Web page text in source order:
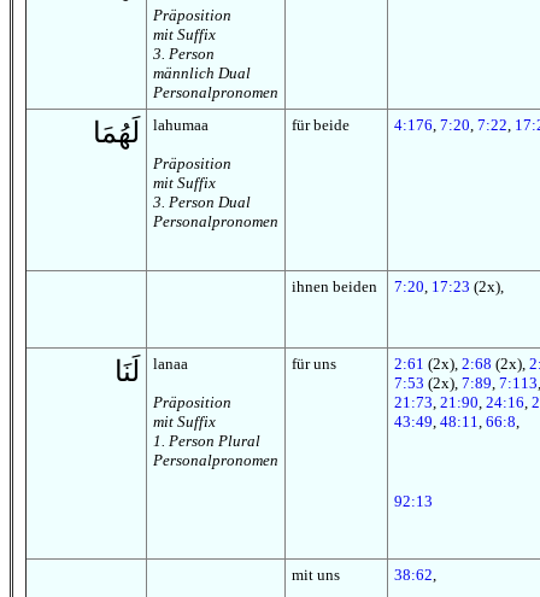
Präposition
mit Suffix
3. Person
männlich Dual
Personalpronomen
لَهُمَا lahumaa
Präposition
mit Suffix
3. Person Dual
Personalpronomen
für beide 4:176, 7:20, 7:22,
ihnen beiden 7:20, 17:23 (2x),
لَنَا lanaa
Präposition
mit Suffix
1. Person Plural
Personalpronomen
für uns 2:61 (2x), 2:68 (2x),
7:53 (2x), 7:89, 7:113
21:73, 21:90, 24:16,
43:49, 48:11, 66:8,
92:13
mit uns 38:62,